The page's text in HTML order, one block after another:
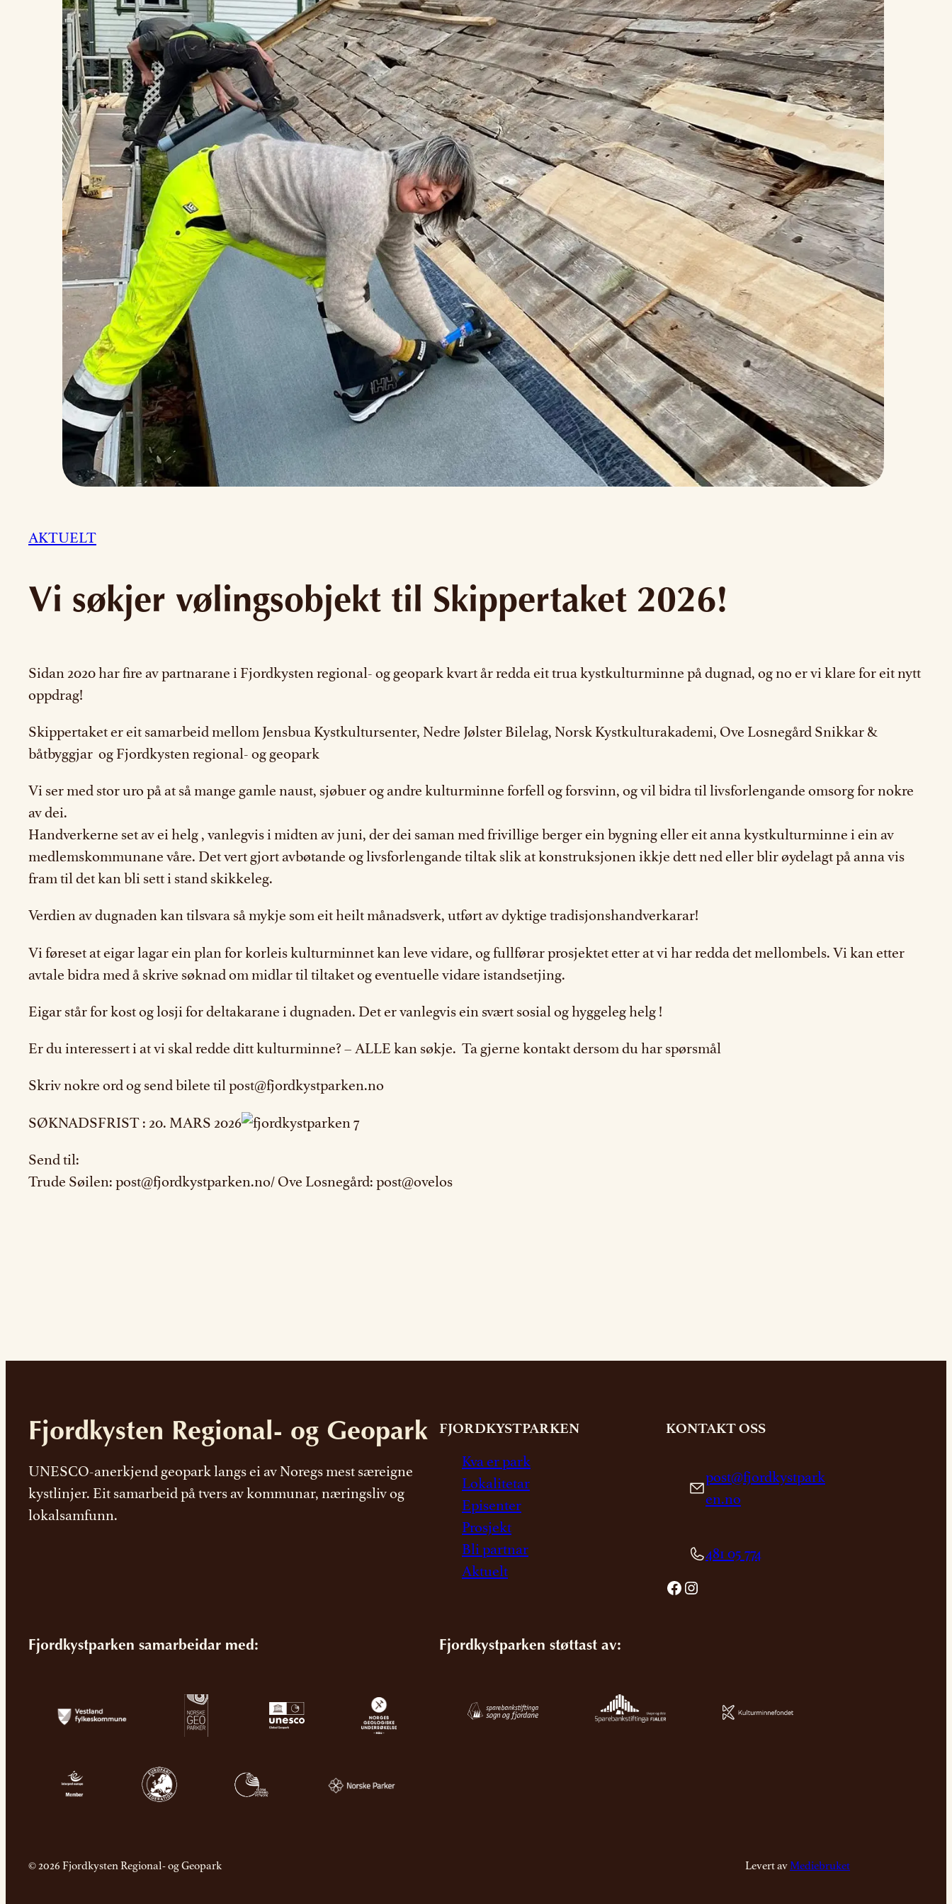
AKTUELT
Vi søkjer vølingsobjekt til Skippertaket 2026!
Sidan 2020 har fire av partnarane i Fjordkysten regional- og geopark kvart år redda eit trua kystkulturminne på dugnad, og no er vi klare for eit nytt
oppdrag!
Skippertaket er eit samarbeid mellom Jensbua Kystkultursenter, Nedre Jølster Bilelag, Norsk Kystkulturakademi, Ove Losnegård Snikkar &
båtbyggjar og Fjordkysten regional- og geopark
Vi ser med stor uro på at så mange gamle naust, sjøbuer og andre kulturminne forfell og forsvinn, og vil bidra til livsforlengande omsorg for nokre
av dei.
Handverkerne set av ei helg , vanlegvis i midten av juni, der dei saman med frivillige berger ein bygning eller eit anna kystkulturminne i ein av
medlemskommunane våre. Det vert gjort avbøtande og livsforlengande tiltak slik at konstruksjonen ikkje dett ned eller blir øydelagt på anna vis
fram til det kan bli sett i stand skikkeleg.
Verdien av dugnaden kan tilsvara så mykje som eit heilt månadsverk, utført av dyktige tradisjonshandverkarar!
Vi føreset at eigar lagar ein plan for korleis kulturminnet kan leve vidare, og fullførar prosjektet etter at vi har redda det mellombels. Vi kan etter
avtale bidra med å skrive søknad om midlar til tiltaket og eventuelle vidare istandsetjing.
Eigar står for kost og losji for deltakarane i dugnaden. Det er vanlegvis ein svært sosial og hyggeleg helg !
Er du interessert i at vi skal redde ditt kulturminne? – ALLE kan søkje. Ta gjerne kontakt dersom du har spørsmål
Skriv nokre ord og send bilete til post@fjordkystparken.no
SØKNADSFRIST : 20. MARS 2026
Send til:
Trude Søilen: post@fjordkystparken.no/ Ove Losnegård: post@ovelos
Fjordkysten Regional- og Geopark
UNESCO-anerkjend geopark langs ei av Noregs mest særeigne
kystlinjer. Eit samarbeid på tvers av kommunar, næringsliv og
lokalsamfunn.
FJORDKYSTPARKEN
Kva er park
Lokalitetar
Episenter
Prosjekt
Bli partnar
Aktuelt
KONTAKT OSS
post@fjordkystpark
en.no
481 05 774
Facebook Instagram
Fjordkystparken samarbeidar med: Fjordkystparken støttast av:
© 2026 Fjordkysten Regional- og Geopark Levert avMediebruket